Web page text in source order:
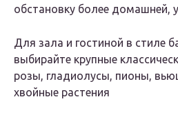
обстановку более домашней,
Для зала и гостиной в стиле
выбирайте крупные
розы, гладиолусы, пионы,
хвойные растения